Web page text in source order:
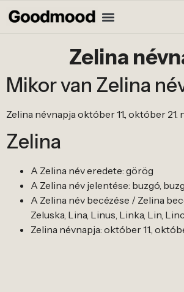
Zelina
Mikor van Zelina
Zelina névnapja október 11., október 21.
Zelina
A Zelina név eredete: görög
A Zelina név jelentése: buzgó,
A Zelina név becézése / Zelina
Zeluska, Lina, Linus, Linka, Lin,
Zelina névnapja: október 11.,